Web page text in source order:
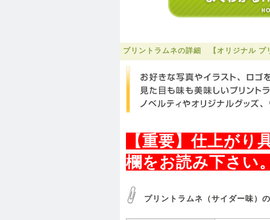
プリントラムネの詳細 【オリジナル プ
【重要】仕上がり
欄をお読み下さい
プリントラムネ（サイダー味）